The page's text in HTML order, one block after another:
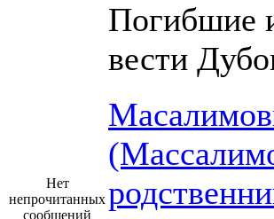
Погибшие
вести
Нет
непрочитанных
сообщений